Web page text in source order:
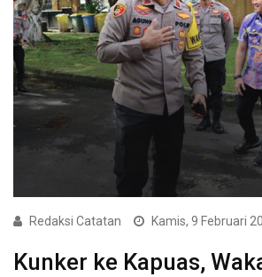
Redaksi Catatan Kamis, 9 Februari
Kunker ke Kapuas,